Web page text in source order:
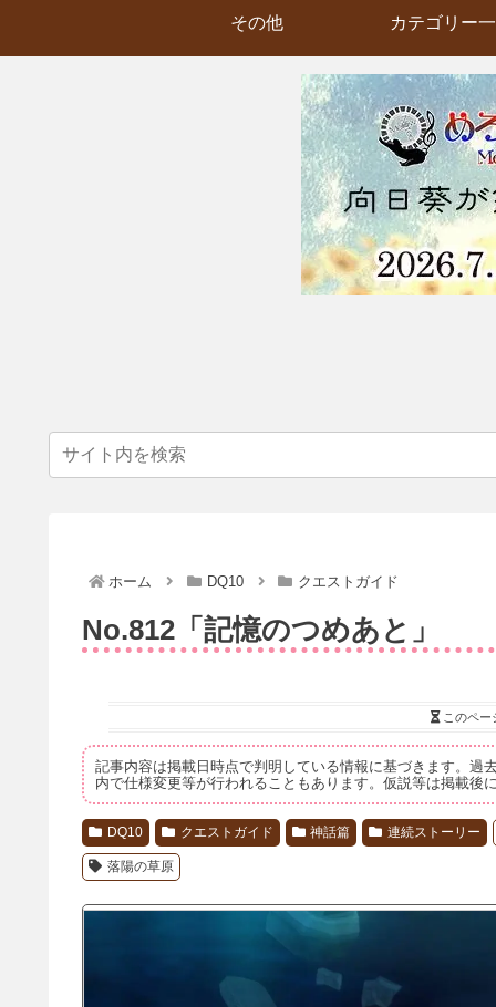
その他 カテゴリー
ホーム DQ10 クエストガイド
No.812「記憶のつめあと」
このペー
記事内容は掲載日時点で判明している情報に基づきます。過
内で仕様変更等が行われることもあります。仮説等は掲載後
DQ10 クエストガイド 神話篇 連続ストーリー
落陽の草原